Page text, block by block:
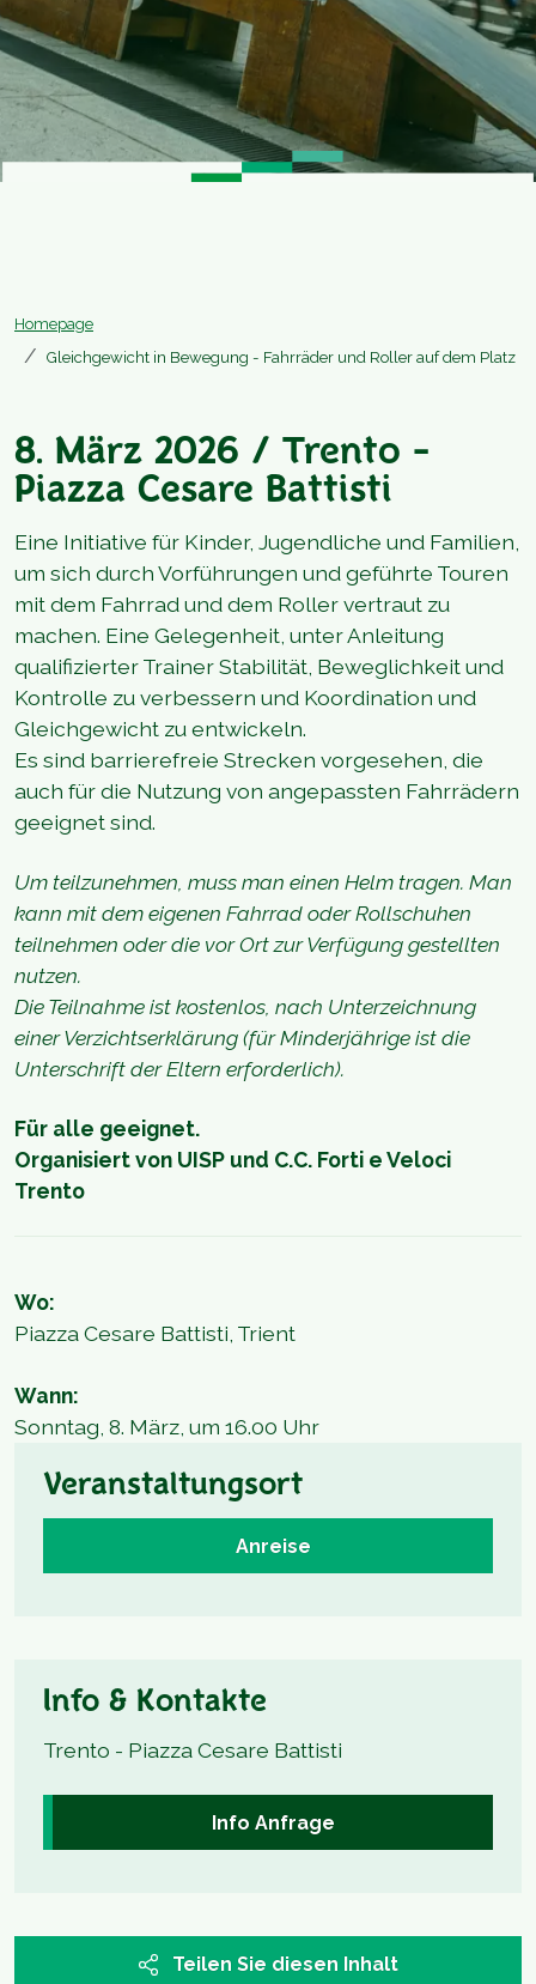
Homepage
Gleichgewicht in Bewegung - Fahrräder und Roller auf dem Platz
8. März 2026 / Trento -
Piazza Cesare Battisti
Eine Initiative für Kinder, Jugendliche und Familien,
um sich durch Vorführungen und geführte Touren
mit dem Fahrrad und dem Roller vertraut zu
machen. Eine Gelegenheit, unter Anleitung
qualifizierter Trainer Stabilität, Beweglichkeit und
Kontrolle zu verbessern und Koordination und
Gleichgewicht zu entwickeln.
Es sind barrierefreie Strecken vorgesehen, die
auch für die Nutzung von angepassten Fahrrädern
geeignet sind.
Um teilzunehmen, muss man einen Helm tragen. Man
kann mit dem eigenen Fahrrad oder Rollschuhen
teilnehmen oder die vor Ort zur Verfügung gestellten
nutzen.
Die Teilnahme ist kostenlos, nach Unterzeichnung
einer Verzichtserklärung (für Minderjährige ist die
Unterschrift der Eltern erforderlich).
Für alle geeignet.
Organisiert von UISP und C.C. Forti e Veloci
Trento
Wo:
Piazza Cesare Battisti, Trient
Wann:
Sonntag, 8. März, um 16.00 Uhr
Veranstaltungsort
Anreise
Info & Kontakte
Trento - Piazza Cesare Battisti
Info Anfrage
Teilen Sie diesen Inhalt